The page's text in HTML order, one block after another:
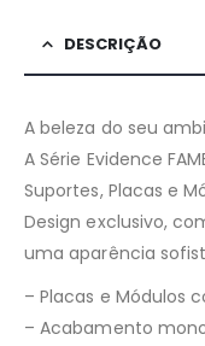
DESCRIÇÃO
A beleza do seu
A Série Evidence
Suportes, Placas e
Design exclusivo,
uma aparência
– Placas e Módulos
– Acabamento